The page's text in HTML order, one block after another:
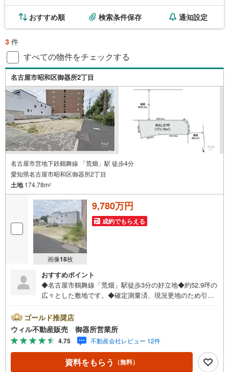
おすすめ順 検索条件保存 通知設定
3 件
すべての物件をチェックする
名古屋市昭和区御器所2丁目
名古屋市営地下鉄鶴舞線 「荒畑」駅 徒歩4分
愛知県名古屋市昭和区御器所2丁目
土地174.78m2
画像18枚
9,780万円
成約でもらえる
おすすめポイント
◆名古屋市鶴舞線「荒畑」駅徒歩3分の好立地◆約52.9坪の
広々とした敷地です。◆確定測量済、現況更地のため引渡
リュ 御器所2丁目店」まで徒歩約4分で、お買い物にも便利
な立地です。【営業時間 10:00～19:00】上記時間はお電話
が繋がりやすくなっております。お気軽にご連絡下さい！
現地を見学される場合はご見学予約ボタンよりご希望の日
時をご記入いただけますとスムーズにご案内が可能です。*
*住宅ローン**諸費用込融資や築年数の古い物件のローンも
ゴールド推奨店
ウィル不動産販売 御器所営業所
4.75 不動産会社レビュー 12件
資料をもらう （無料）